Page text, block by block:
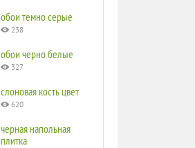
обои темно серые
238
обои черно белые
327
слоновая кость цвет
620
черная напольная
плитка